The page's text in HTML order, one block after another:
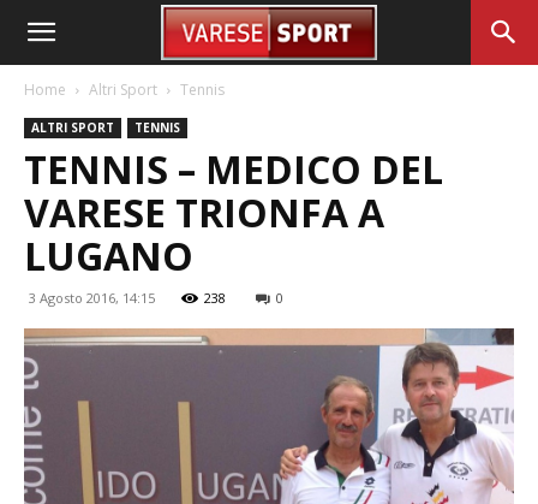
Home Altri Sport Tennis
ALTRI SPORT TENNIS
TENNIS – MEDICO DEL
VARESE TRIONFA A
LUGANO
3 Agosto 2016, 14:15 238 0